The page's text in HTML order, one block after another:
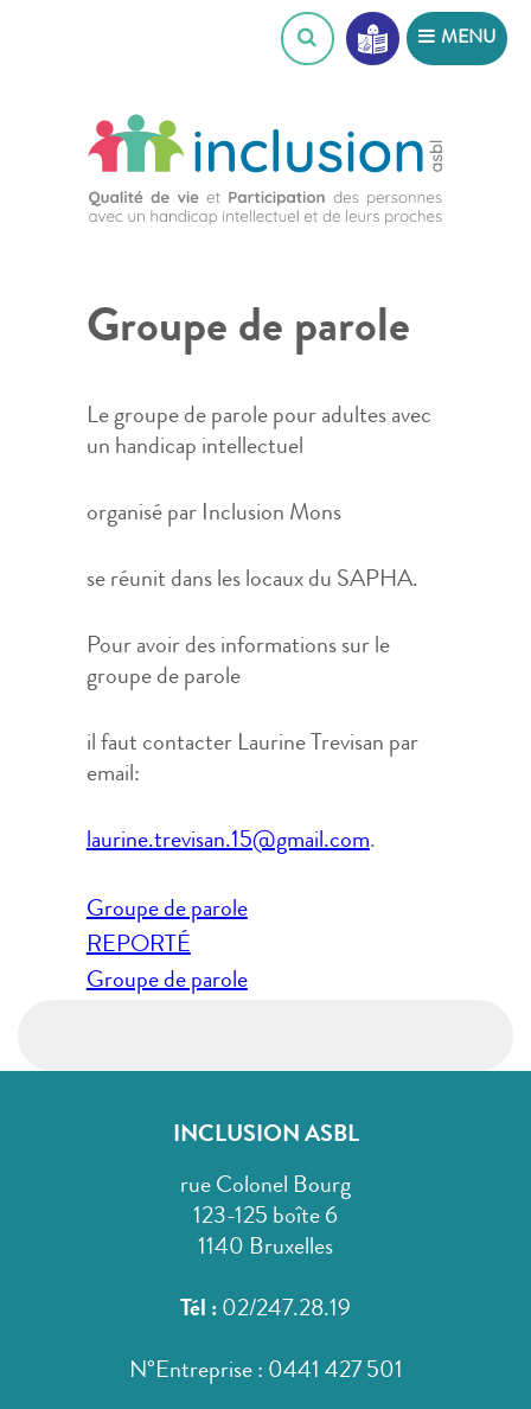
MENU
Groupe de parole
Le groupe de parole pour adultes avec
un handicap intellectuel
organisé par Inclusion Mons
se réunit dans les locaux du SAPHA.
Pour avoir des informations sur le
groupe de parole
il faut contacter Laurine Trevisan par
email:
laurine.trevisan.15@gmail.com.
Navigation
de
l’article
Groupe de parole
REPORTÉ
Groupe de parole
INCLUSION ASBL
rue Colonel Bourg
123-125 boîte 6
1140 Bruxelles
Tél : 02/247.28.19
N°Entreprise : 0441 427 501